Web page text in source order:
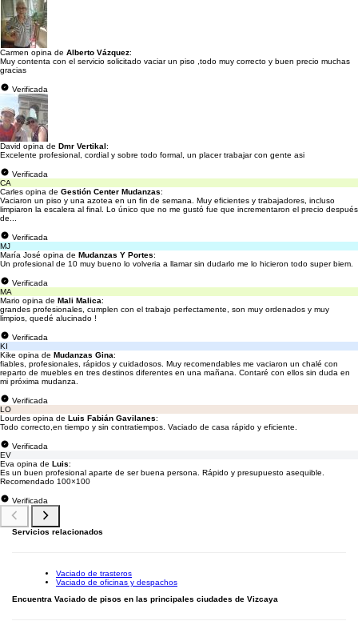
Carmen opina de Alberto Vázquez:
Muy contenta con el servicio solicitado vaciar un piso ,todo muy correcto y buen precio muchas
gracias
Verificada
David opina de Dmr Vertikal:
Excelente profesional, cordial y sobre todo formal, un placer trabajar con gente asi
Verificada
CA
Carles opina de Gestión Center Mudanzas:
Vaciaron un piso y una azotea en un fin de semana. Muy eficientes y trabajadores, incluso
limpiaron la escalera al final. Lo único que no me gustó fue que incrementaron el precio después
de...
Verificada
MJ
María José opina de Mudanzas Y Portes:
Un profesional de 10 muy bueno lo volveria a llamar sin dudarlo me lo hicieron todo super biem.
Verificada
MA
Mario opina de Mali Malica:
grandes profesionales, cumplen con el trabajo perfectamente, son muy ordenados y muy
limpios, quedé alucinado !
Verificada
KI
Kike opina de Mudanzas Gina:
fiables, profesionales, rápidos y cuidadosos. Muy recomendables me vaciaron un chalé con
reparto de muebles en tres destinos diferentes en una mañana. Contaré con ellos sin duda en
mi próxima mudanza.
Verificada
LO
Lourdes opina de Luis Fabián Gavilanes:
Todo correcto,en tiempo y sin contratiempos. Vaciado de casa rápido y eficiente.
Verificada
EV
Eva opina de Luis:
Es un buen profesional aparte de ser buena persona. Rápido y presupuesto asequible.
Recomendado 100×100
Verificada
Servicios relacionados
Vaciado de trasteros
Vaciado de oficinas y despachos
Encuentra Vaciado de pisos en las principales ciudades de Vizcaya